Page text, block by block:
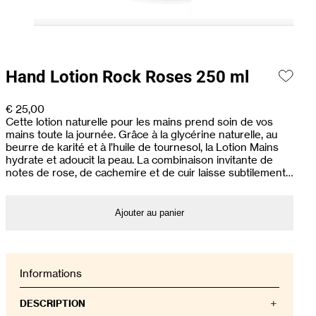
Hand Lotion Rock Roses 250 ml
€ 25,00
Cette lotion naturelle pour les mains prend soin de vos
mains toute la journée. Grâce à la glycérine naturelle, au
beurre de karité et à l’huile de tournesol, la Lotion Mains
hydrate et adoucit la peau. La combinaison invitante de
notes de rose, de cachemire et de cuir laisse subtilement…
Ajouter au panier
Informations
DESCRIPTION